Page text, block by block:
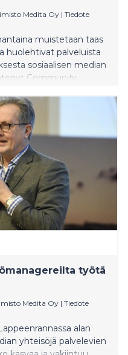
Medita Oy | Tiedote
muistetaan taas
huolehtivat palveluista
sosiaalisen median
Community
tänä vuonna
Turusta
työtä
Medita Oy | Tiedote
alan
yhteisöjä palvelevien